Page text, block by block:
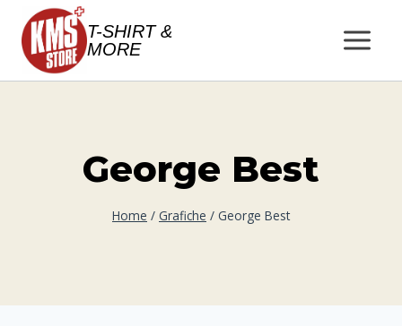
Salta
contenuto
T-SHIRT &
MORE
George Best
Home / Grafiche / George Best